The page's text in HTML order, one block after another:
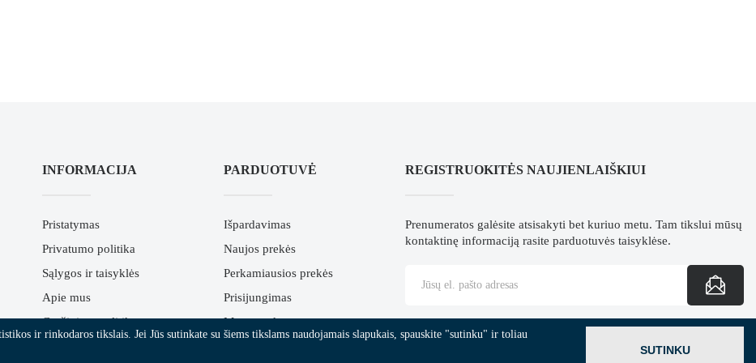
INFORMACIJA
Pristatymas
Privatumo politika
Sąlygos ir taisyklės
Apie mus
Grąžinimo politika
PARDUOTUVĖ
Išpardavimas
Naujos prekės
Perkamiausios prekės
Prisijungimas
Mano paskyra
REGISTRUOKITĖS NAUJIENLAIŠKIUI
Prenumeratos galėsite atsisakyti bet kuriuo metu. Tam tikslui mūsų
kontaktinę informaciją rasite parduotuvės taisyklėse.
ir rinkodaros tikslais. Jei Jūs sutinkate su šiems tikslams naudojamais slapukais, spauskite "sutinku" ir toliau
SUTINKU